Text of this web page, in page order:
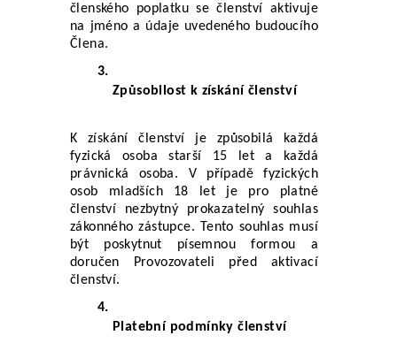
členského poplatku se členství aktivuje
na jméno a údaje uvedeného budoucího
Člena.
Způsobilost k získání členství
K získání členství je způsobilá každá
fyzická osoba starší 15 let a každá
právnická osoba. V případě fyzických
osob mladších 18 let je pro platné
členství nezbytný prokazatelný souhlas
zákonného zástupce. Tento souhlas musí
být poskytnut písemnou formou a
doručen Provozovateli před aktivací
členství.
Platební podmínky členství